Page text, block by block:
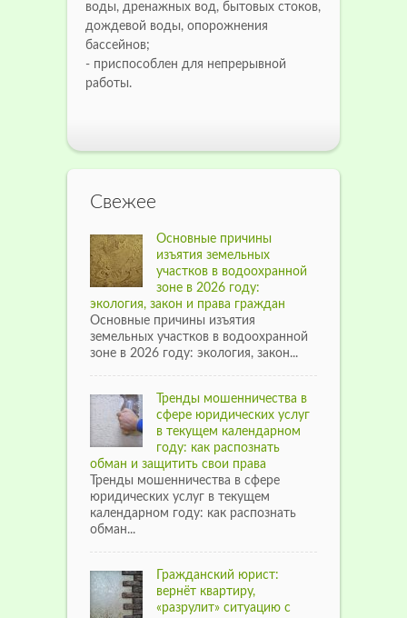
воды, дренажных вод, бытовых стоков,
дождевой воды, опорожнения
бассейнов;
- приспособлен для непрерывной
работы.
Свежее
Основные причины
изъятия земельных
участков в водоохранной
зоне в 2026 году:
экология, закон и права граждан
Основные причины изъятия
земельных участков в водоохранной
зоне в 2026 году: экология, закон...
Тренды мошенничества в
сфере юридических услуг
в текущем календарном
году: как распознать
обман и защитить свои права
Тренды мошенничества в сфере
юридических услуг в текущем
календарном году: как распознать
обман...
Гражданский юрист:
вернёт квартиру,
«разрулит» ситуацию с